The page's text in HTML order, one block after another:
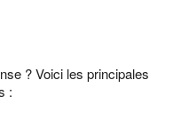
? Voici les principales
: